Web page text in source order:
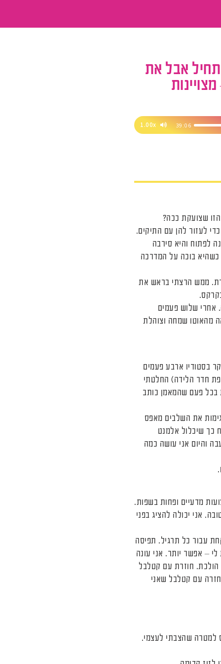
אבל את
39:06
1.00x
שצועקת ככה?
לעזור להן עם התיקים.
לפתוח והיא סירבה
למפלצת עם 7 ראשים והסיפור נגמר כשהיא בוכה על המדרכה
ממש הרצתי בראש את
שלי – והקסם קרה. אחרי שלוש פעמים
מהאוטו שמחה וצוהלת
לבקר בסטודיו ארבע פעמים
חדר הלידה) החלטתי
בכל פעם שהמאמן כותב
מסבירים ומדגימות את השלבים מאפס
כך שיכלול אלמנט
והיום אני עושה כמה
מדעיים ופחות בשפות.
אני לא מסוגלת לרוץ 100 מטר. אני אמא טובה. אני יכולה להציג בפני
עבור כל תרגיל. תפיסה
– אפשר יותר. אני עונה
לי – אפשר יותר. הולכת. חוזרת עם קטלבל
חזרה עם קטלבל שאני
למטרה שהצבתי לעצמי.